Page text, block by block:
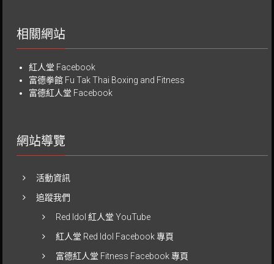
相關網站
紅人堂 Facebook
富德拳館 Fu Tak Thai Boxing and Fitness
富德紅人堂 Facebook
網站導覽
活動資訊
追蹤我們
Red Idol 紅人堂 YouTube
紅人堂 Red Idol Facebook 專頁
富德紅人堂 Fitness Facebook 專頁